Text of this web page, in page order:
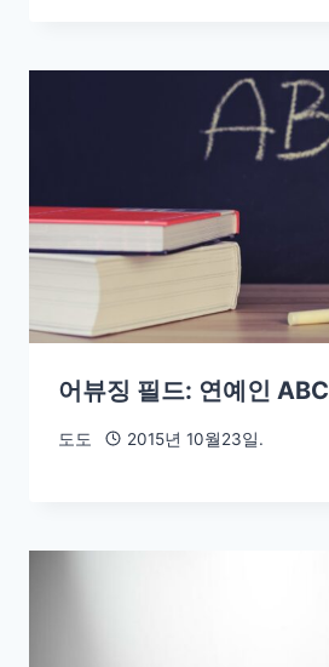
어뷰징 필드: 연예인 ABC
도도 2015년 10월23일.